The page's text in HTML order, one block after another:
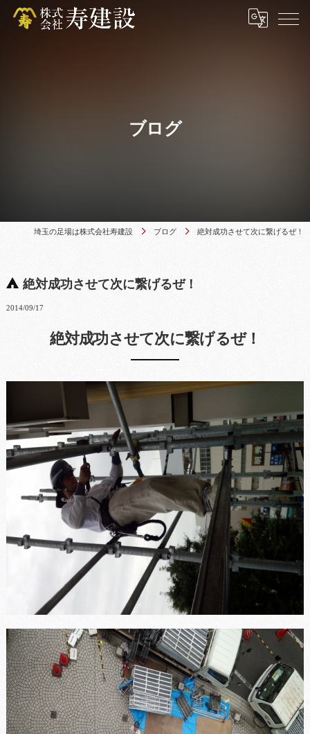
ブログ
埼玉の足場は株式会社寿建設 ブログ 絶対成功させて次に繋げるぜ！
絶対成功させて次に繋げるぜ！
2014/09/17
絶対成功させて次に繋げるぜ！